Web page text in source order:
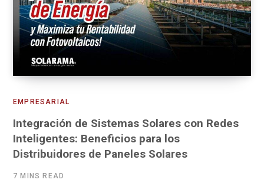
EMPRESARIAL
Integración de Sistemas Solares con Redes
Inteligentes: Beneficios para los
Distribuidores de Paneles Solares
7 MINS READ